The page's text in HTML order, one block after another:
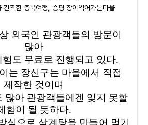
외국인 관광객들의 방문이
많아
도 무료로 진행되고 있다.
는 장신구는 마을에서 직접
제작한 것이며
많아 관광객들에겐 잊지 못할
험이 될 듯하다.
식으로 삼계탕을 만들어 먹기,